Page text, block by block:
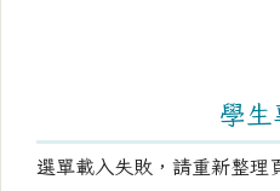
學生
選單載入失敗，請重新整理